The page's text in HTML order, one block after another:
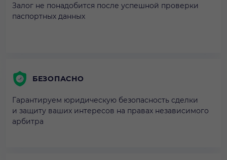
Залог не понадобится после успешной проверки
паспортных данных
БЕЗОПАСНО
Гарантируем юридическую безопасность сделки
и защиту ваших интересов на правах независимого
арбитра